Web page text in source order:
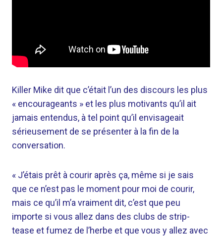
Killer Mike dit que c’était l’un des discours les plus
« encourageants » et les plus motivants qu’il ait
jamais entendus, à tel point qu’il envisageait
sérieusement de se présenter à la fin de la
conversation.
« J’étais prêt à courir après ça, même si je sais
que ce n’est pas le moment pour moi de courir,
mais ce qu’il m’a vraiment dit, c’est que peu
importe si vous allez dans des clubs de strip-
tease et fumez de l’herbe et que vous y allez avec